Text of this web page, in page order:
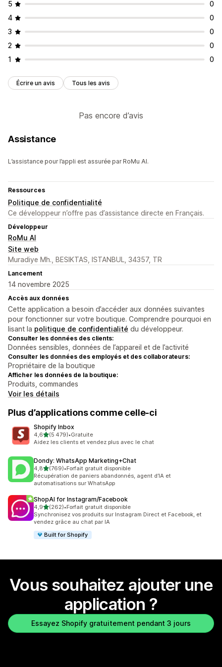
5
0
4
0
3
0
2
0
1
0
Écrire un avis Tous les avis
Pas encore d’avis
Assistance
L’assistance pour l’appli est assurée par RoMu AI.
Ressources
Politique de confidentialité
Ce développeur n’offre pas d’assistance directe en Français.
Développeur
RoMu AI
Site web
Muradiye Mh., BESIKTAS, ISTANBUL, 34357, TR
Lancement
14 novembre 2025
Accès aux données
Cette application a besoin d’accéder aux données suivantes
pour fonctionner sur votre boutique. Comprendre pourquoi en
lisant la politique de confidentialité du développeur.
Consulter les données des clients:
Données sensibles, données de l’appareil et de l’activité
Consulter les données des employés et des collaborateurs:
Propriétaire de la boutique
Afficher les données de la boutique:
Produits, commandes
Voir les détails
Plus d’applications comme celle-ci
Shopify Inbox
4,6étoile(s) sur 5
(5 479)
5479 avis au total
•Gratuite
Aidez les clients et vendez plus avec le chat
Dondy: WhatsApp Marketing+Chat
4,8étoile(s) sur 5
(769)
769 avis au total
•Forfait gratuit disponible
Récupération de paniers abandonnés, agent d’IA et
automatisations sur WhatsApp
ShopAI for Instagram/Facebook
4,9étoile(s) sur 5
(262)
262 avis au total
•Forfait gratuit disponible
Synchronisez vos produits sur Instagram Direct et Facebook, et
vendez grâce au chat par IA
Built for Shopify
Vous souhaitez ajouter une
application ?
Essayez Shopify gratuitement pendant 3 jours